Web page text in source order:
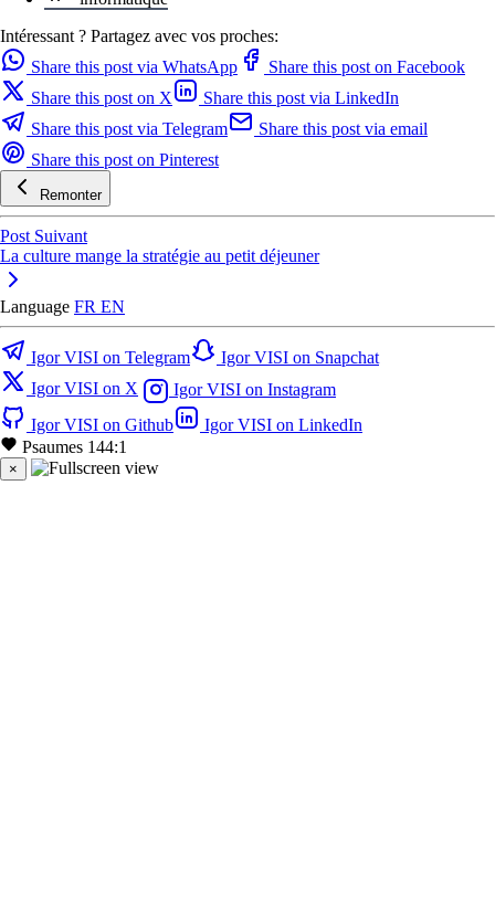
Intéressant ? Partagez avec vos proches:
Share this post via WhatsApp
Share this post on Facebook
Share this post on X
Share this post via LinkedIn
Share this post via Telegram
Share this post via email
Share this post on Pinterest
Remonter
Post Suivant
La culture mange la stratégie au petit déjeuner
Language FR EN
Igor VISI on Telegram
Igor VISI on Snapchat
Igor VISI on X
Igor VISI on Instagram
Igor VISI on Github
Igor VISI on LinkedIn
Psaumes 144:1
×